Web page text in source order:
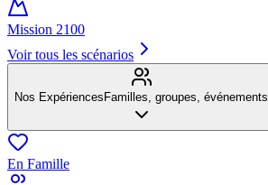
Mission 2100
Voir tous les scénarios
Nos Expériences Familles, groupes, événements
En Famille